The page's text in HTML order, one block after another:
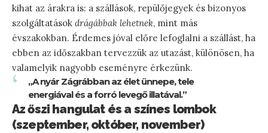
kihat az árakra is: a szállások, repülőjegyek és bizonyos
szolgáltatások drágábbak lehetnek, mint más
évszakokban. Érdemes jóval előre lefoglalni a szállást, ha
ebben az időszakban tervezzük az utazást, különösen, ha
valamelyik nagyobb eseményre érkezünk.
„A nyár Zágrábban az élet ünnepe, tele
energiával és a forró levegő illatával.”
Az őszi hangulat és a színes lombok
(szeptember, október, november)